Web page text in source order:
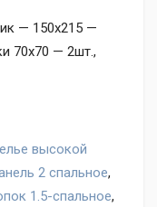
— 150х215 —
70х70 — 2шт.,
высокой
2 спальное,
1.5-спальное,